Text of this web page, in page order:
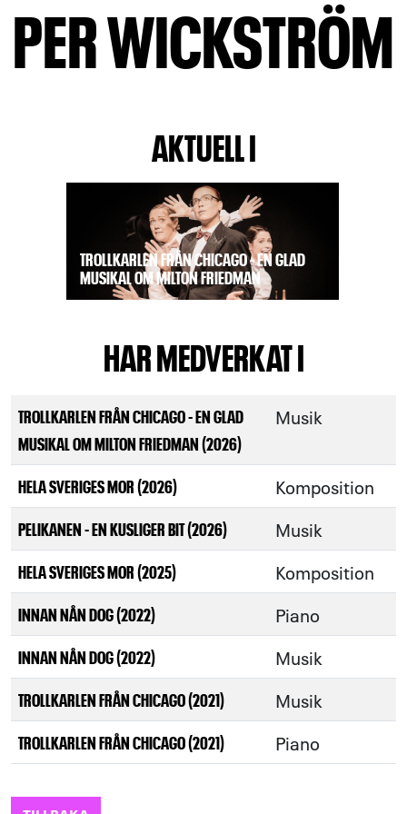
PER WICKSTRÖM
AKTUELL I
TROLLKARLEN FRÅN CHICAGO - EN GLAD
MUSIKAL OM MILTON FRIEDMAN
HAR MEDVERKAT I
TROLLKARLEN FRÅN CHICAGO - EN GLAD
MUSIKAL OM MILTON FRIEDMAN (2026)
Musik
HELA SVERIGES MOR (2026) Komposition
PELIKANEN - EN KUSLIGER BIT (2026) Musik
HELA SVERIGES MOR (2025) Komposition
INNAN NÅN DOG (2022) Piano
INNAN NÅN DOG (2022) Musik
TROLLKARLEN FRÅN CHICAGO (2021) Musik
TROLLKARLEN FRÅN CHICAGO (2021) Piano